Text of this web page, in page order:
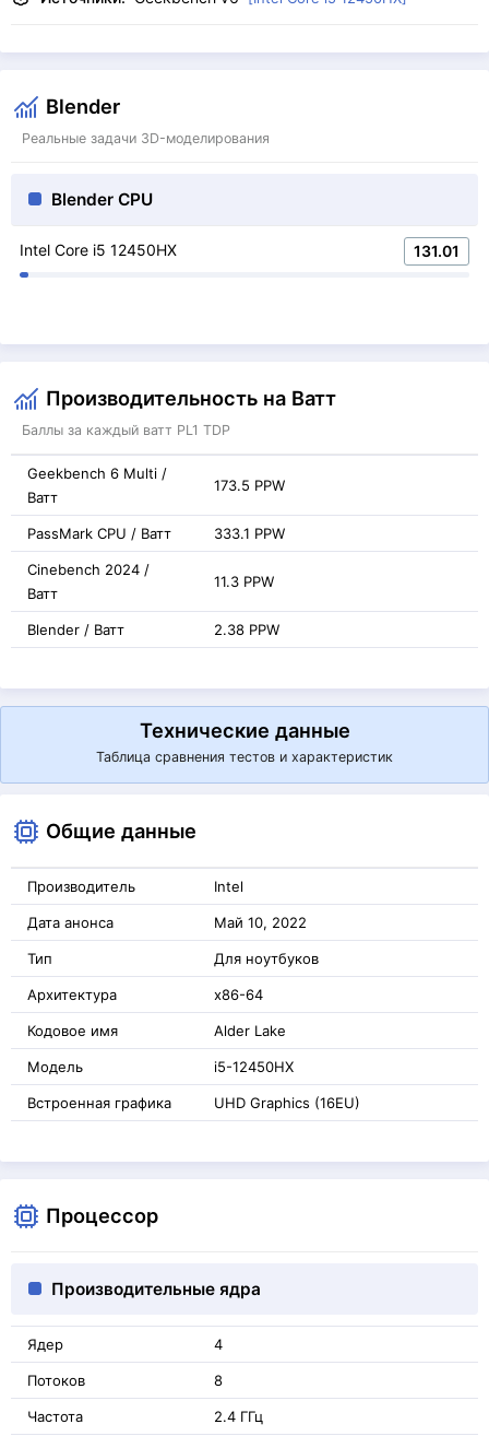
Blender
Реальные задачи 3D-моделирования
Blender CPU
Intel Core i5 12450HX 131.01
Производительность на Ватт
Баллы за каждый ватт PL1 TDP
Geekbench 6 Multi /
Ватт
173.5 PPW
PassMark CPU / Ватт 333.1 PPW
Cinebench 2024 /
Ватт
11.3 PPW
Blender / Ватт 2.38 PPW
Технические данные
Таблица сравнения тестов и характеристик
Общие данные
Производитель Intel
Дата анонса Май 10, 2022
Тип Для ноутбуков
Архитектура x86-64
Кодовое имя Alder Lake
Модель i5-12450HX
Встроенная графика UHD Graphics (16EU)
Процессор
Производительные ядра
Ядер 4
Потоков 8
Частота 2.4 ГГц